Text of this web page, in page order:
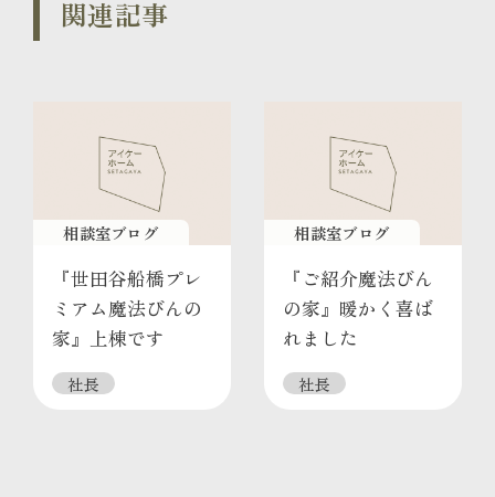
関連記事
相談室ブログ
『世田谷船橋プレ
ミアム魔法びんの
家』上棟です
社長
相談室ブログ
『ご紹介魔法びん
の家』暖かく喜ば
れました
社長